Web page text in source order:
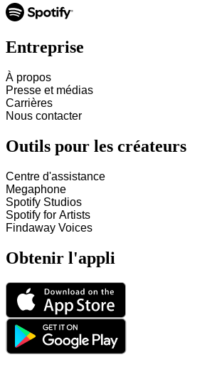
Entreprise
À propos
Presse et médias
Carrières
Nous contacter
Outils pour les créateurs
Centre d'assistance
Megaphone
Spotify Studios
Spotify for Artists
Findaway Voices
Obtenir l'appli